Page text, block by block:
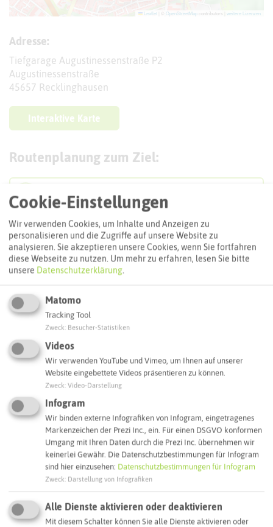
Leaflet OpenStreetMap contributors | weitere Lizenzen
Adresse:
Tiefgarage Augustinessenstraße P2
Augustinessenstraße
45657 Recklinghausen
Interaktive Karte
Routenplanung zum Ziel:
ÖPNV-Route finden
Autoroute finden
Was ihr hier noch erleben könnt
Cookie-Einstellungen
Wir verwenden Cookies, um Inhalte und Anzeigen zu
personalisieren und die Zugriffe auf unsere Website zu
analysieren. Sie akzeptieren unsere Cookies, wenn Sie fortfahren
diese Webseite zu nutzen. Um mehr zu erfahren, lesen Sie bitte
unsere Datenschutzerklärung.
Matomo
Tracking Tool
Zweck Besucher-Statistiken
Videos
Wir verwenden YouTube und Vimeo, um Ihnen auf unserer
Website eingebettete Videos präsentieren zu können.
Zweck Video-Darstellung
Infogram
Wir binden externe Infografiken von Infogram, eingetragenes
Markenzeichen der Prezi Inc., ein. Für einen DSGVO konformen
Umgang mit Ihren Daten durch die Prezi Inc. übernehmen wir
keinerlei Gewähr. Die Datenschutzbestimmungen für Infogram
sind hier einzusehen: Datenschutzbestimmungen für Infogram
Zweck Darstellung von Infografiken
Alle Dienste aktivieren oder deaktivieren
Mit diesem Schalter können Sie alle Dienste aktivieren oder